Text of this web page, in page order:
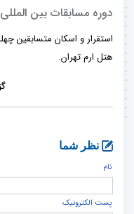
دوره مسابقات بین
استقرار و اسکان متسابقین
هتل ارم تهران.
نظر شما
نام
پست الكترونيک